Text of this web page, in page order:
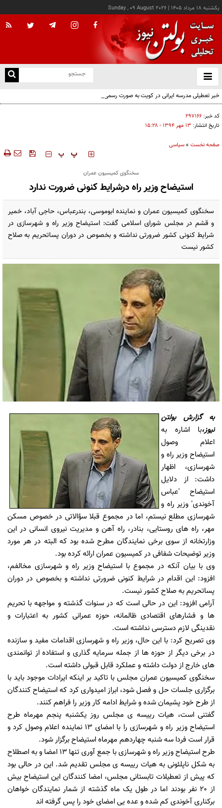
يکشنبه ۱۸ مرداد ۱۴۰۵ |
Sunday , 09 August 2026
باز
و
خبر تعطیلی مدرسه ایرانی در کویت به صورت رسمی اعلام نشده
کد خبر: ۲۹۷۱۶۶
تاریخ انتشار: ۱۳ مهر ۱۳۹۴ - ۱۵:۲۸
صفحه نخست »سیاسی
‍‍‍ پ پ
سخنگوی کمیسیون عمران
استیضاح وزیر راه درشرایط کنونی ضرورت ندارد
سخنگوی کمیسیون عمران و نماینده ابوموسی، بندرعباس، حاجی آباد، خمیر
و قشم در مجلس شورای اسلامی گفت: استیضاح وزیر راه و شهرسازی در
شرایط کنونی کشور ضرورتی نداشته و بخصوص در دوران پساتحریم به صلاح
کشور نیست
به گزارش بولتن
نيوز،با اشاره به
اعلام وصول
استیضاح وزیر راه و
شهرسازی، اظهار
داشت: از دلایل
استیضاح 'عباس
آخوندی' وزیر راه و
شهرسازی مطلع نیستم، اما در مجموع قبلا سؤالاتی در خصوص مسکن
مهر، راه های روستایی، بنادر، راه آهن و مدیریت نیروی انسانی در این
وزارتخانه از سوی برخی نمایندگان مطرح شده بود که البته در هر مورد
وزیر توضیحات شفافی در کمیسیون عمران ارائه کرده بود.
وی با بیان آنکه در مجموع با استیضاح وزیر راه و شهرسازی مخالفم،
افزود: این اقدام در شرایط کنونی ضرورتی نداشته و بخصوص در دوران
پساتحریم به صلاح کشور نیست.
آرامی افزود: این در حالی است که در سنوات گذشته و مواجهه با تحریم
ها و فشارهای اقتصادی ظالمانه، حوزه عمرانی کشور به اعتبارات و
نقدینگی لازم دسترسی نداشته است.
وی تصریح کرد: با این حال، وزیر راه و شهرسازی اقدامات مفید و سازنده
در برخی دیگر از حوزه ها از جمله سرمایه گذاری و استفاده از توانمندی
های خارج از دولت داشته و عملکرد قابل قبولی داشته است.
سخنگوی کمیسیون عمران مجلس با تاکید بر اینکه ایرادات موجود باید با
برگزاری جلسات حل و فصل شود، ابراز امیدواری کرد که استیضاح کنندگان
از طرح خود پشیمان شده و شرایط ادامه کار وزیر را فراهم کنند.
گفتنی است، هیات رییسه ی مجلس روز یکشنبه پنجم مهرماه طرح
استیضاح وزیر راه و شهرسازی را با امضای 13 نماینده اعلام وصول کرد و
قرار است فردا سه شنبه چهاردهم مهرماه استیضاح برگزار شود.
طرح استیضاح وزیر راه و شهرسازی با جمع آوری تنها 13 امضا و به اصطلاح
به شکل ناپلئونی به هیات رییسه ی مجلس تقدیم شد. این در حالی بود
که پیش از تعطیلات تابستانی مجلس، امضا کنندگان این استیضاح بیش
از 20 نفر بودند اما در طول یک ماه گذشته از شمار نمایندگان خواهان
برکناری آخوندی کم شده و عده یی امضای خود را پس گرفته اند